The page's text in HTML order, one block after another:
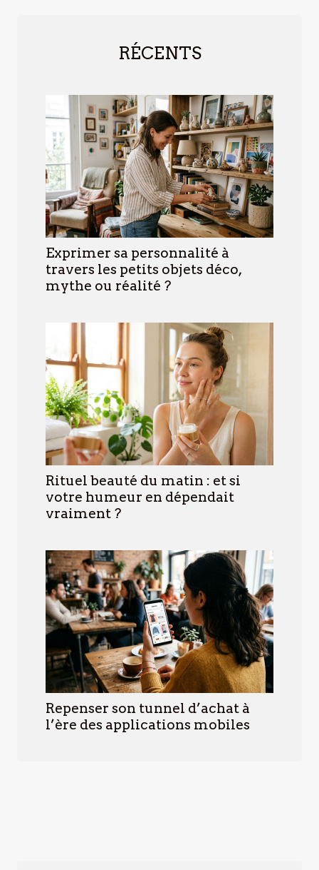
RÉCENTS
Exprimer sa personnalité à
travers les petits objets déco,
mythe ou réalité ?
Rituel beauté du matin : et si
votre humeur en dépendait
vraiment ?
Repenser son tunnel d’achat à
l’ère des applications mobiles